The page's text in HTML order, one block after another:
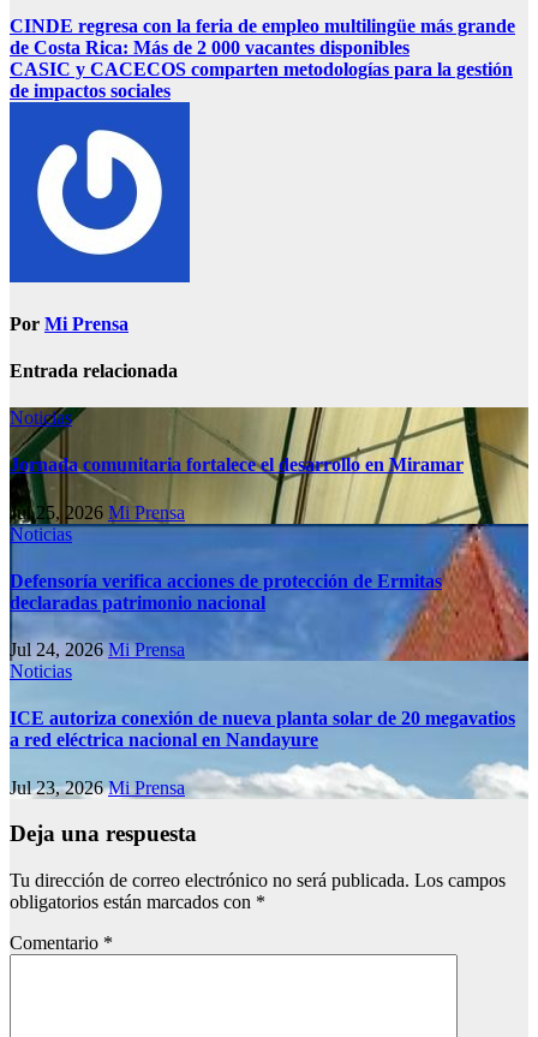
CINDE regresa con la feria de empleo multilingüe más grande
de Costa Rica: Más de 2 000 vacantes disponibles
CASIC y CACECOS comparten metodologías para la gestión
de impactos sociales
Por Mi Prensa
Entrada relacionada
Noticias
Jornada comunitaria fortalece el desarrollo en Miramar
Jul 25, 2026 Mi Prensa
Noticias
Defensoría verifica acciones de protección de Ermitas
declaradas patrimonio nacional
Jul 24, 2026Mi Prensa
Noticias
ICE autoriza conexión de nueva planta solar de 20 megavatios
a red eléctrica nacional en Nandayure
Jul 23, 2026Mi Prensa
Deja una respuesta
Tu dirección de correo electrónico no será publicada. Los campos
obligatorios están marcados con *
Comentario *